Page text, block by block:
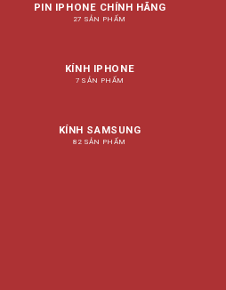
PIN IPHONE CHÍNH HÃNG
27 SẢN PHẨM
KÍNH IPHONE
7 SẢN PHẨM
KÍNH SAMSUNG
82 SẢN PHẨM